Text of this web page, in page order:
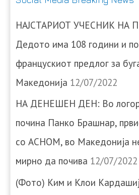
НАЈСТАРИОТ УЧЕСНИК НА
Дедото има 108 години и
францускиот предлог за
Македонија 12/07/2022
НА ДЕНЕШЕН ДЕН: Во
почина Панко Брашнар,
со АСНОМ, во Македонија
мирно да почива 12/07/2022
(Фото) Ким и Клои